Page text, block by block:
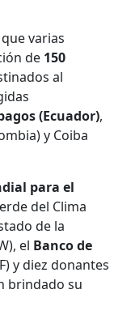
varias
de 150
al
(Ecuador),
y Coiba
para el
del Clima
de la
el Banco de
y diez donantes
brindado su